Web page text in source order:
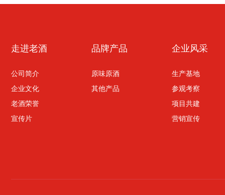
走进老酒
公司简介
企业文化
老酒荣誉
宣传片
品牌产品
原味原酒
其他产品
企业风采
生产基地
参观考察
项目共建
营销宣传